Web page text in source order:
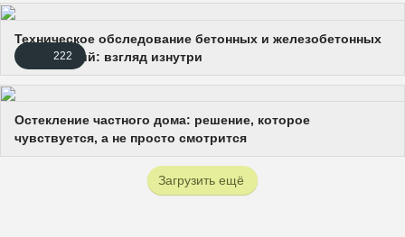
Техническое обследование бетонных и железобетонных
конструкций: взгляд изнутри
222
Остекление частного дома: решение, которое
чувствуется, а не просто смотрится
Загрузить ещё